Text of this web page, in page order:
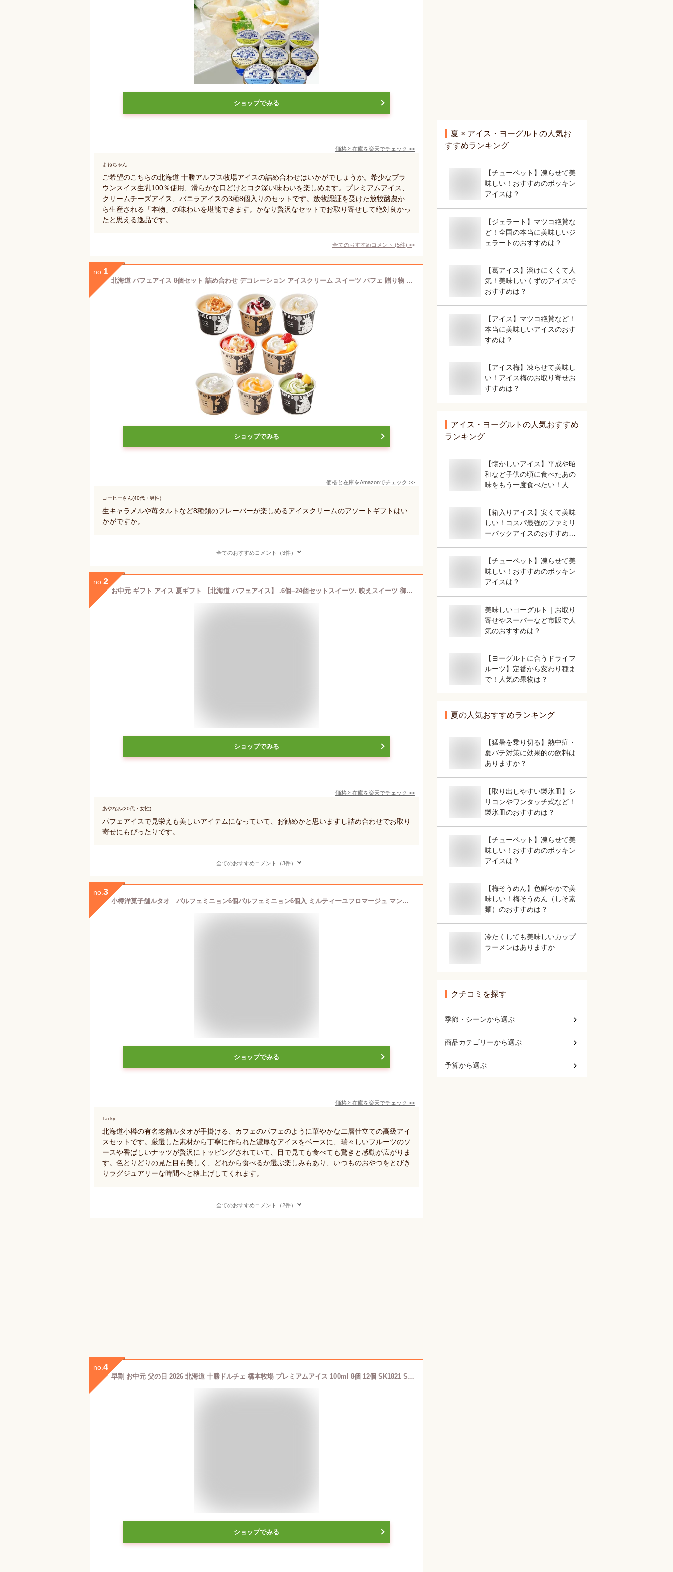
ショップでみる
価格と在庫を楽天でチェック >>
よねちゃん
ご希望のこちらの北海道 十勝アルプス牧場アイスの詰め合わせはいかがでしょうか。希少なブラ
ウンスイス生乳100％使用、滑らかな口どけとコク深い味わいを楽しめます。プレミアムアイス、
クリームチーズアイス、バニラアイスの3種8個入りのセットです。放牧認証を受けた放牧酪農か
ら生産される「本物」の味わいを堪能できます。かなり贅沢なセットでお取り寄せして絶対良かっ
たと思える逸品です。
全てのおすすめコメント (5件) >
no. 1
北海道 パフェアイス 8個セット 詰め合わせ デコレーション アイスクリーム スイーツ パフェ 贈り物 ギフト【S02】【S】（通常ギフト）
ショップでみる
価格と在庫をAmazonでチェック >>
コーヒーさん(40代・男性)
生キャラメルや苺タルトなど8種類のフレーバーが楽しめるアイスクリームのアソートギフトはい
かがですか。
全てのおすすめコメント（3件）
no. 2
お中元 ギフト アイス 夏ギフト 【北海道 パフェアイス】 .6個−24個セットスイーツ. 映えスイーツ 御中元 アイスクリーム デコレーション 詰め合わせ パフェ おしゃれスイーツギフト かわいいスイーツ プレゼント 贈り物 送料無料 お取り寄せスイーツ 誕生日 内祝い 【S】
ショップでみる
価格と在庫を楽天でチェック >>
あやなみ(20代・女性)
パフェアイスで見栄えも美しいアイテムになっていて、お勧めかと思いますし詰め合わせでお取り
寄せにもぴったりです。
全てのおすすめコメント（3件）
no. 3
小樽洋菓子舗ルタオ パルフェミニョン6個パルフェミニョン6個入 ミルティーユフロマージュ マンゴーパッション カラメルシトロン ショコラ×各1 GLA-PA6 御中元 お中元 冷凍 送料込み 夏ギフト 夏のギフト ギフト 贈答 夏の贈り物 藤崎百貨店
ショップでみる
価格と在庫を楽天でチェック >>
Tacky
北海道小樽の有名老舗ルタオが手掛ける、カフェのパフェのように華やかな二層仕立ての高級アイ
スセットです。厳選した素材から丁寧に作られた濃厚なアイスをベースに、瑞々しいフルーツのソ
ースや香ばしいナッツが贅沢にトッピングされていて、目で見ても食べても驚きと感動が広がりま
す。色とりどりの見た目も美しく、どれから食べるか選ぶ楽しみもあり、いつものおやつをとびき
りラグジュアリーな時間へと格上げしてくれます。
全てのおすすめコメント（2件）
no. 4
早割 お中元 父の日 2026 北海道 十勝ドルチェ 橋本牧場 プレミアムアイス 100ml 8個 12個 SK1821 SK688 バニラ ミルク リッチ 濃厚 アイスクリーム アイス 洋菓子 スイーツ デザート お祝い 内祝い おしゃれ ギフト 送料無料 個包装 アイスギフト お返し 夏ギフト 御中元
ショップでみる
夏 × アイス・ヨーグルト の人気お
すすめランキング
【チューペット】凍らせて美
味しい！おすすめのポッキン
アイスは？
【ジェラート】マツコ絶賛な
ど！全国の本当に美味しいジ
ェラートのおすすめは？
【葛アイス】溶けにくくて人
気！美味しいくずのアイスで
おすすめは？
【アイス】マツコ絶賛など！
本当に美味しいアイスのおす
すめは？
【アイス梅】凍らせて美味し
い！アイス梅のお取り寄せお
すすめは？
アイス・ヨーグルト の人気おすすめ
ランキング
【懐かしいアイス】平成や昭
和など子供の頃に食べたあの
味をもう一度食べたい！人気
【箱入りアイス】安くて美味
しい！コスパ最強のファミリ
ーパックアイスのおすすめ
【チューペット】凍らせて美
味しい！おすすめのポッキン
アイスは？
美味しいヨーグルト｜お取り
寄せやスーパーなど市販で人
気のおすすめは？
【ヨーグルトに合うドライフ
ルーツ】定番から変わり種ま
で！人気の果物は？
夏の人気おすすめランキング
【猛暑を乗り切る】熱中症・
夏バテ対策に効果的の飲料は
ありますか？
【取り出しやすい製氷皿】シ
リコンやワンタッチ式など！
製氷皿のおすすめは？
【チューペット】凍らせて美
味しい！おすすめのポッキン
アイスは？
【梅そうめん】色鮮やかで美
味しい！梅そうめん（しそ素
麺）のおすすめは？
冷たくしても美味しいカップ
ラーメンはありますか
クチコミを探す
季節・シーンから選ぶ
商品カテゴリーから選ぶ
予算から選ぶ